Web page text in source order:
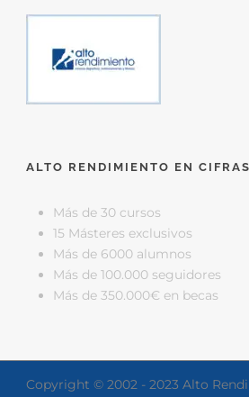
ALTO RENDIMIENTO EN CIFRAS
Más de 30 cursos
15 Másteres exclusivos
Más de 6000 alumnos
Más de 100.000 seguidores
Más de 350.000€ en becas
Copyright © 2002 - 2023 Alto